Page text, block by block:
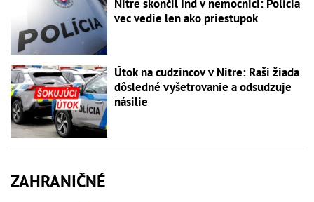
Nitre skončil Ind v nemocnici: Polícia
vec vedie len ako priestupok
Útok na cudzincov v Nitre: Raši žiada
dôsledné vyšetrovanie a odsudzuje
násilie
ZAHRANIČNÉ